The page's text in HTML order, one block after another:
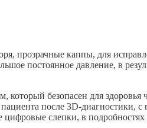
прозрачные каппы, для
постоянное давление, в
безопасен для здоровья
после 3D-диагностики, с
цифровые слепки, в